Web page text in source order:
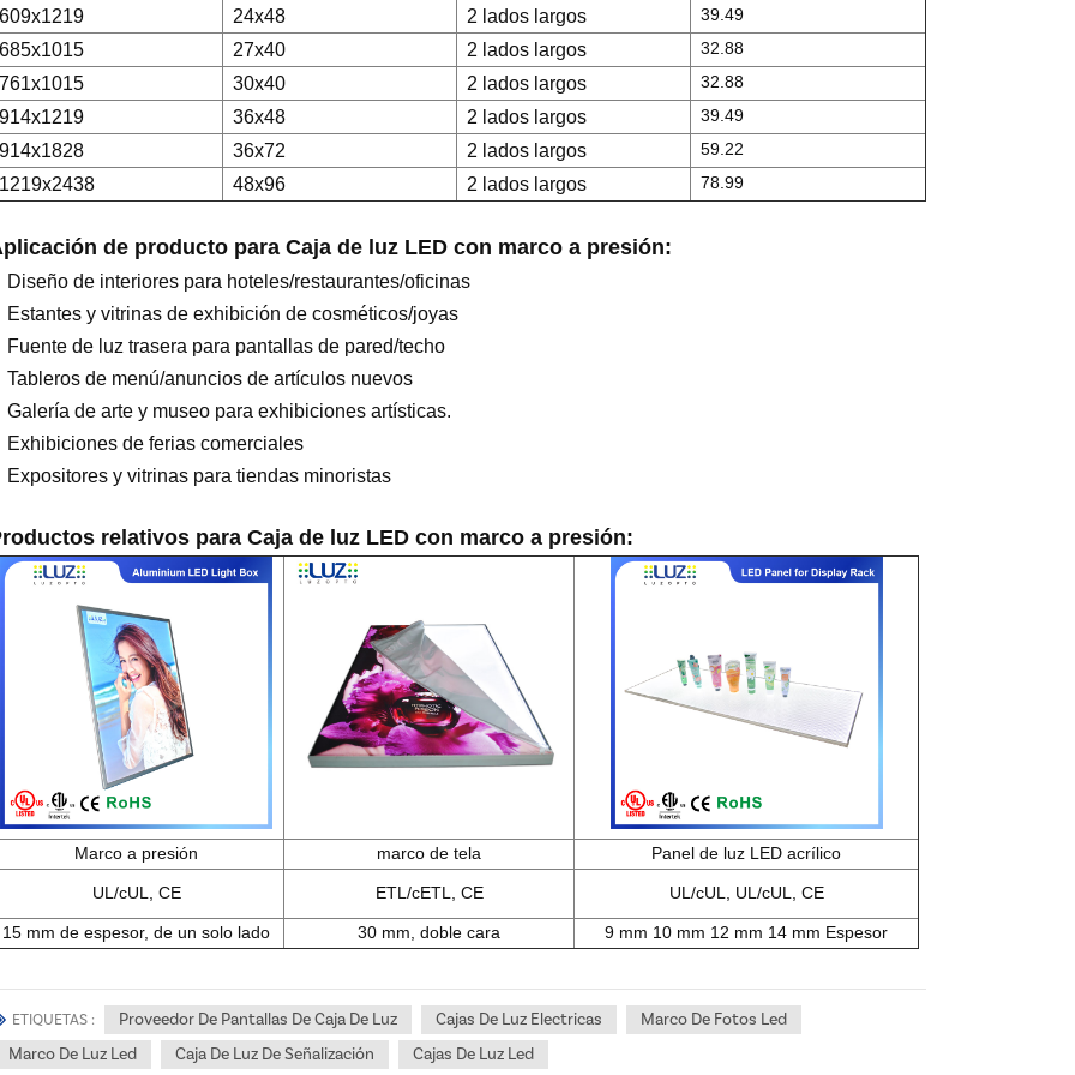
609x1219 24x48 2 lados largos 39.49
685x1015 27x40 2 lados largos 32.88
761x1015 30x40 2 lados largos 32.88
914x1219 36x48 2 lados largos 39.49
914x1828 36x72 2 lados largos 59.22
1219x2438 48x96 2 lados largos 78.99
de producto para Caja de luz LED con marco a presión:
Diseño de interiores para hoteles/restaurantes/oficinas
Estantes y vitrinas de exhibición de cosméticos/joyas
Fuente de luz trasera para pantallas de pared/techo
Tableros de menú/anuncios de artículos nuevos
Galería de arte y museo para exhibiciones artísticas.
Exhibiciones de ferias comerciales
Expositores y vitrinas para tiendas minoristas
relativos para Caja de luz LED con marco a presión:
Marco a presión marco de tela Panel de luz LED acrílico
UL/cUL, CE ETL/cETL, CE UL/cUL, UL/cUL, CE
15 mm de espesor, de un solo lado 30 mm, doble cara 9 mm 10 mm 12 mm 14 mm Espesor
ETIQUETAS : Proveedor De Pantallas De Caja De Luz Cajas De Luz Electricas
Marco De Fotos Led
Marco De Luz Led
Caja De Luz De Señalización Cajas De Luz Led